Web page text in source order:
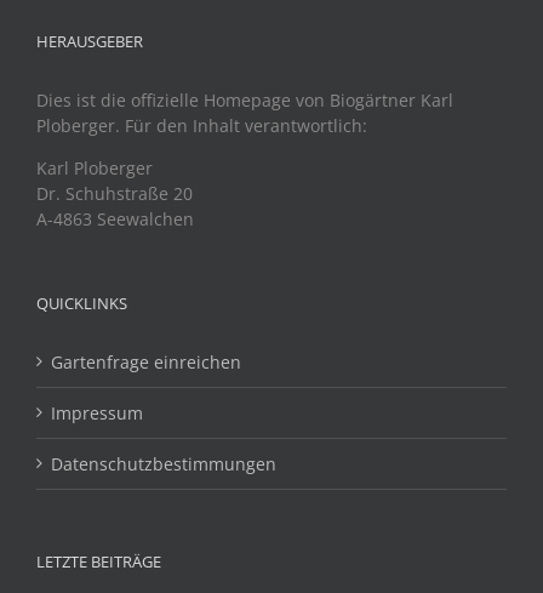
HERAUSGEBER
Dies ist die offizielle Homepage von Biogärtner Karl
Ploberger. Für den Inhalt verantwortlich:
Karl Ploberger
Dr. Schuhstraße 20
A-4863 Seewalchen
QUICKLINKS
Gartenfrage einreichen
Impressum
Datenschutzbestimmungen
LETZTE BEITRÄGE